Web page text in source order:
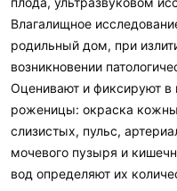
Влагалищное
родильный дом, при
возникновении
Оценивают и фиксируют в
роженицы: окраска
слизистых, пульс,
мочевого пузыря и
вод определяют их